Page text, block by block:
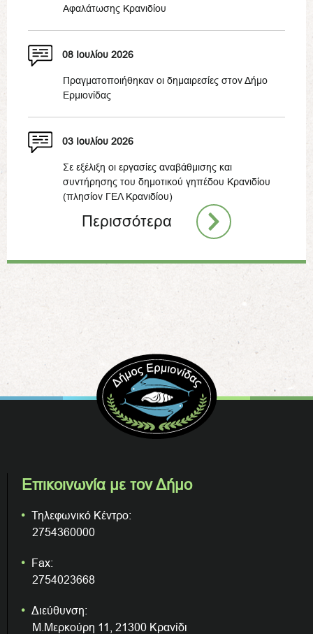
Αφαλάτωσης Κρανιδίου
08 Ιουλίου 2026
Πραγματοποιήθηκαν οι δημαιρεσίες στον Δήμο
Ερμιονίδας
03 Ιουλίου 2026
Σε εξέλιξη οι εργασίες αναβάθμισης και
συντήρησης του δημοτικού γηπέδου Κρανιδίου
(πλησίον ΓΕΛ Κρανιδίου)
Περισσότερα
Επικοινωνία με τον Δήμο
Τηλεφωνικό Κέντρο:
2754360000
Fax:
2754023668
Διεύθυνση:
Μ.Μερκούρη 11, 21300 Κρανίδι